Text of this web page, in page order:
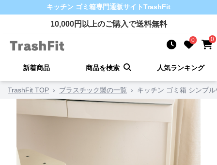
キッチン ゴミ箱専門通販サイトTrashFit
10,000円以上のご購入で送料無料
0 0
新着商品 商品を検索 人気ランキング
TrashFit TOP › プラスチック製の一覧 › キッチン ゴミ箱 シンプ